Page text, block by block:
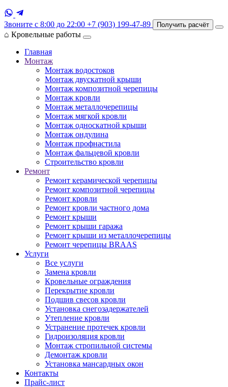
Звоните с 8:00 до 22:00 +7 (903) 199-47-89 Получить расчёт
⌂ Кровельные работы
Главная
Монтаж
Монтаж водостоков
Монтаж двускатной крыши
Монтаж композитной черепицы
Монтаж кровли
Монтаж металлочерепицы
Монтаж мягкой кровли
Монтаж односкатной крыши
Монтаж ондулина
Монтаж профнастила
Монтаж фальцевой кровли
Строительство кровли
Ремонт
Ремонт керамической черепицы
Ремонт композитной черепицы
Ремонт кровли
Ремонт кровли частного дома
Ремонт крыши
Ремонт крыши гаража
Ремонт крыши из металлочерепицы
Ремонт черепицы BRAAS
Услуги
Все услуги
Замена кровли
Кровельные ограждения
Перекрытие кровли
Подшив свесов кровли
Установка снегозадержателей
Утепление кровли
Устранение протечек кровли
Гидроизоляция кровли
Монтаж стропильной системы
Демонтаж кровли
Установка мансардных окон
Контакты
Прайс-лист